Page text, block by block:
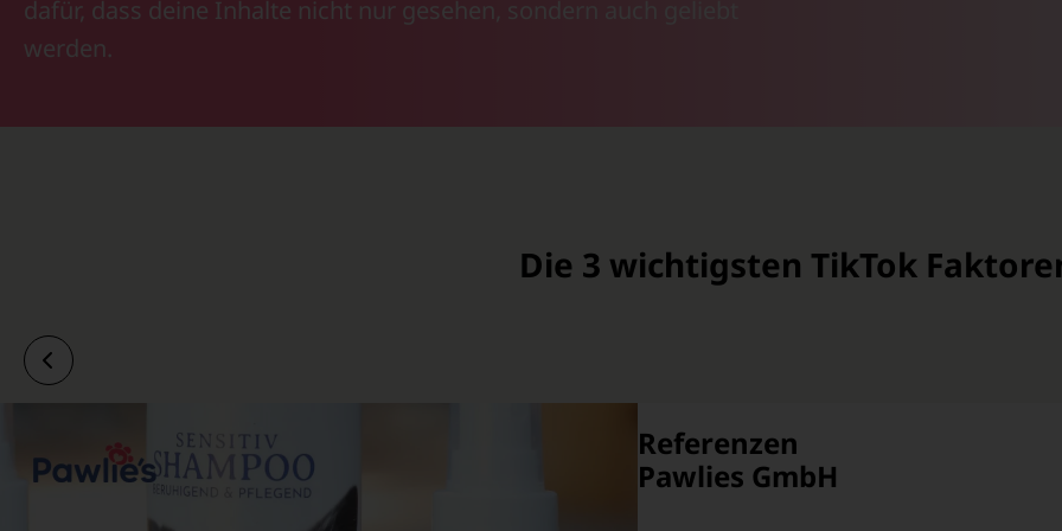
dafür, dass deine Inhalte nicht nur gesehen, sondern auch geliebt
werden.
Die 3 wichtigsten TikTok
Referenzen
TECVIA GmbH